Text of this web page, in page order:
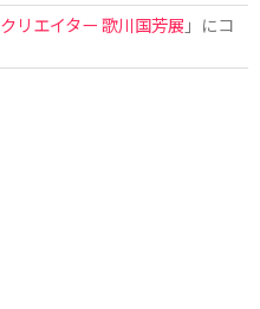
リエイター 歌川国芳展 」にコ